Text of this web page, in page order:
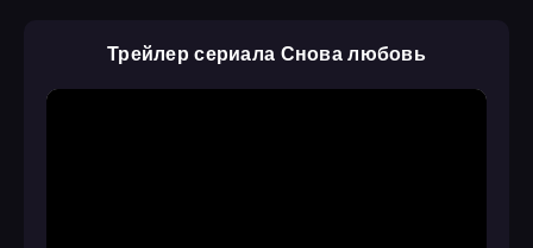
Трейлер сериала Снова любовь